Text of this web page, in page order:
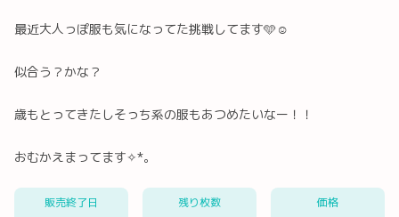
最近大人っぽ服も気になってた挑戦してます🩵☺️
似合う？かな？
歳もとってきたしそっち系の服もあつめたいなー！！
おむかえまってます✧*｡
販売終了日 残り枚数 価格